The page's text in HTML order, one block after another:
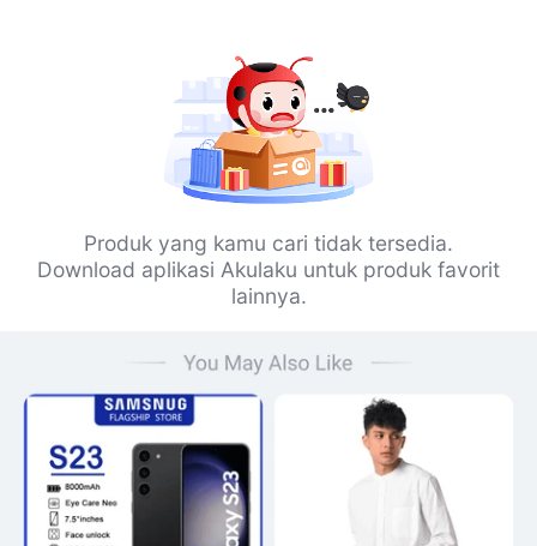
Produk yang kamu cari tidak tersedia.
Download aplikasi Akulaku untuk produk favorit
lainnya.